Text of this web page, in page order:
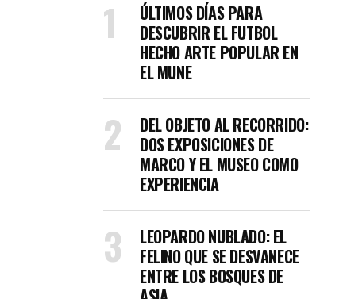
ÚLTIMOS DÍAS PARA
DESCUBRIR EL FUTBOL
HECHO ARTE POPULAR EN
EL MUNE
DEL OBJETO AL RECORRIDO:
DOS EXPOSICIONES DE
MARCO Y EL MUSEO COMO
EXPERIENCIA
LEOPARDO NUBLADO: EL
FELINO QUE SE DESVANECE
ENTRE LOS BOSQUES DE